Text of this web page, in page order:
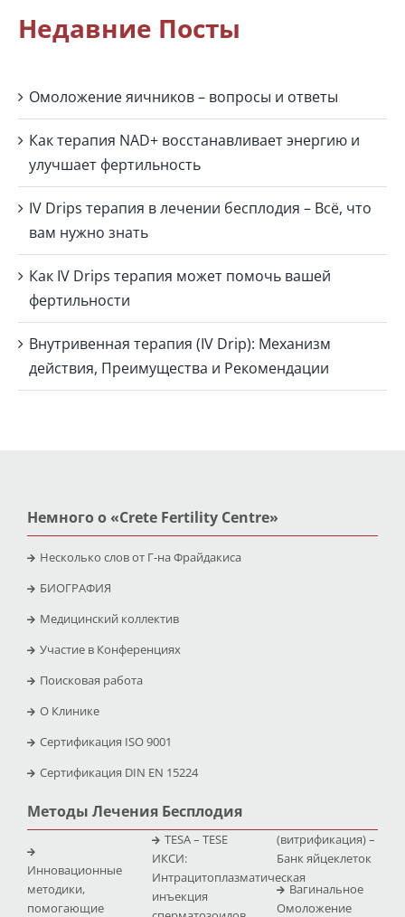
Недавние Посты
Омоложение яичников – вопросы и ответы
Как терапия NAD+ восстанавливает энергию и
улучшает фертильность
IV Drips терапия в лечении бесплодия – Всё, что
вам нужно знать
Как IV Drips терапия может помочь вашей
фертильности
Внутривенная терапия (IV Drip): Механизм
действия, Преимущества и Рекомендации
Немного о «Crete Fertility Centre»
Несколько слов от Г-на Фрайдакиса
БИОГРАФИЯ
Медицинский коллектив
Участие в Конференциях
Поисковая работа
O Клинике
Сертификация ISO 9001
Сертификация DIN EN 15224
Методы Лечения Бесплодия
Инновационные
методики,
помогающие
TESA – TESE
ИКСИ:
Интрацитоплазматическая
инъекция
(витрификация) –
Банк яйцеклеток
Вагинальное
Омоложение